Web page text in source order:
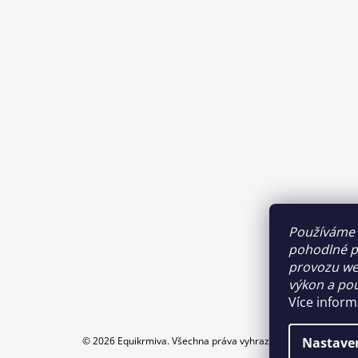
pohodlné
provozu
výkon a
Více
© 2026 Equikrmiva. Všechna práva vyhrazena. Upravit